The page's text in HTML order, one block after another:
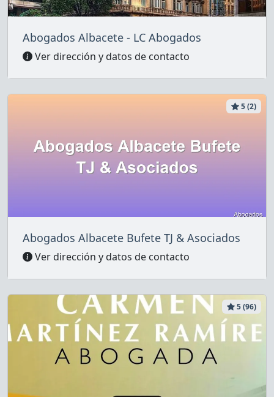
Abogados Albacete - LC Abogados
Ver dirección y datos de contacto
5 (2)
Abogados Albacete Bufete TJ & Asociados
Ver dirección y datos de contacto
5 (96)